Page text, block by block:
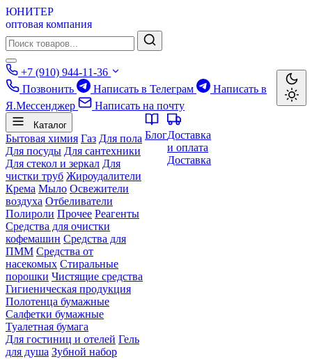
ЮНИТЕР
оптовая компания
+7 (910) 944-11-36
Позвонить
Написать в Телеграм
Написать в
Я.Мессенджер
Написать на почту
Каталог
Бытовая химия Газ Для пола
Для посуды Для сантехники
Для стекол и зеркал Для
чистки труб Жироудалители
Крема Мыло Освежители
воздуха Отбеливатели
Полироли Прочее Реагенты
Средства для очистки
кофемашин Средства для
ПММ Средства от
насекомых Стиральные
порошки Чистящие средства
Гигиеническая продукция
Полотенца бумажные
Салфетки бумажные
Туалетная бумага
Для гостиниц и отелей Гель
для душа Зубной набор
БлогДоставка
и оплата
Доставка